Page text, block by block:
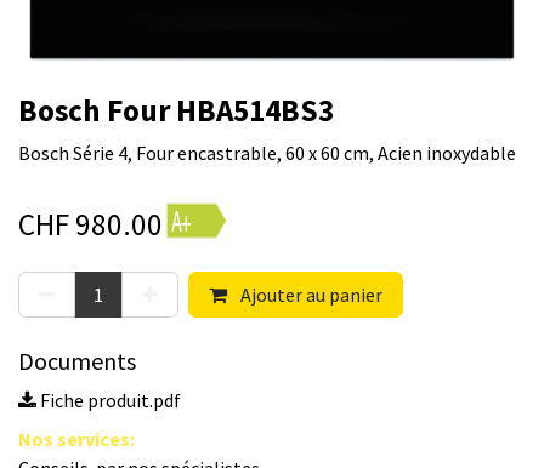
Bosch Four HBA514BS3
Bosch Série 4, Four encastrable, 60 x 60 cm, Acien inoxydable
CHF980.00
Ajouter au panier
Documents
Fiche produit.pdf
Nos s​ervices: